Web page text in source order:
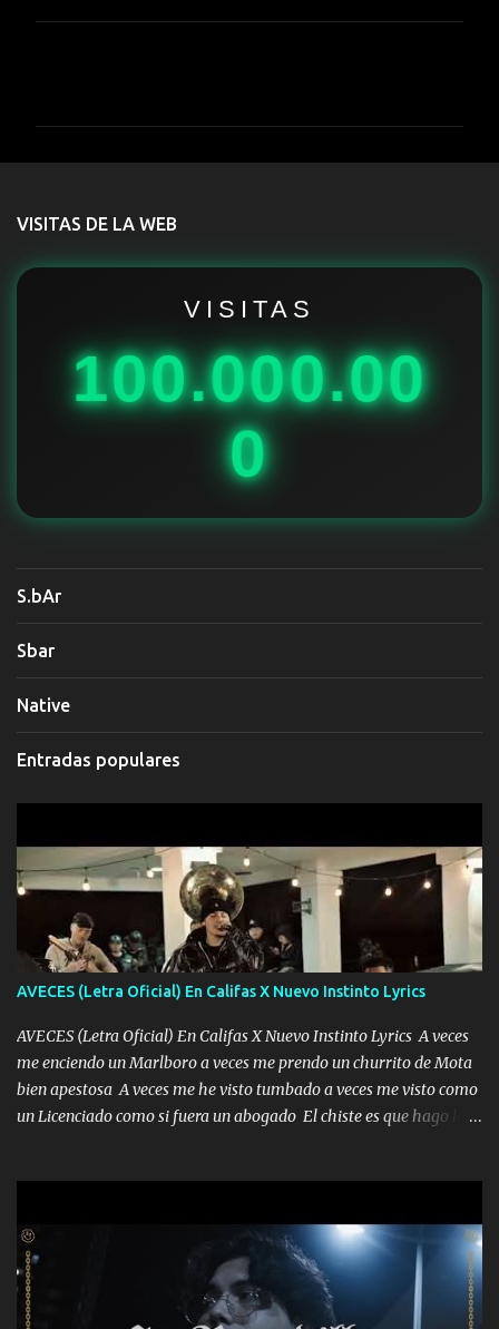
t
r
VISITAS DE LA WEB
VISITAS
100.000.00
0
S.bAr
Sbar
Native
Entradas populares
AVECES (Letra Oficial) En Califas X Nuevo Instinto Lyrics
AVECES (Letra Oficial) En Califas X Nuevo Instinto Lyrics A veces
me enciendo un Marlboro a veces me prendo un churrito de Mota
bien apestosa A veces me he visto tumbado a veces me visto como
un Licenciado como si fuera un abogado El chiste es que hago lo
corriente no quieren verte subir de level trucha mis plebes Música
A veces me pongo un sombrero a veces me ven la cachucha de lado
con la mirada siempre en alto A veces me fajó una super o a veces
me fajó una Glock siempre armado todas las generaciones yo